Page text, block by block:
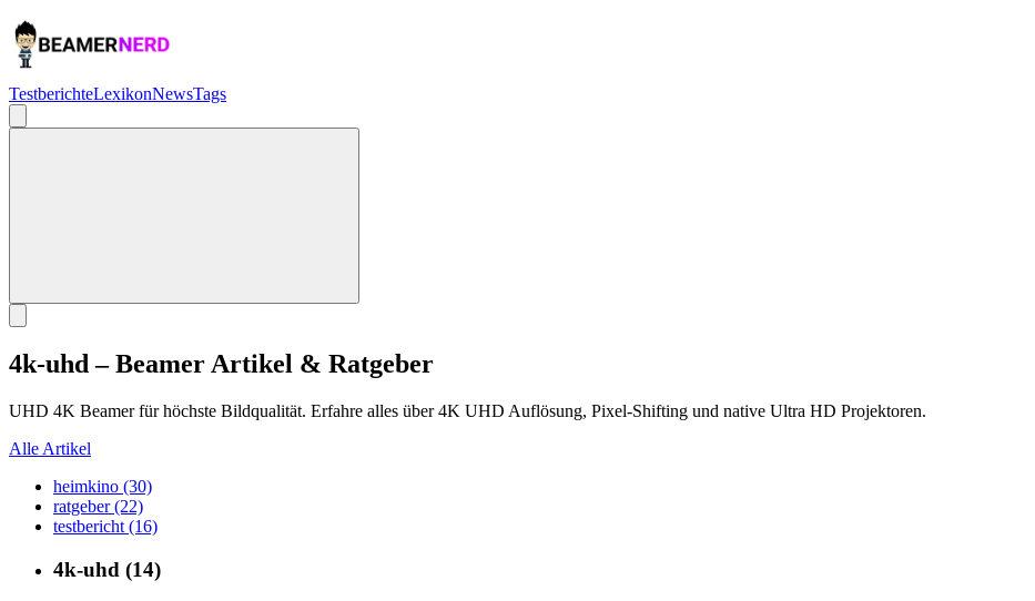
TestberichteLexikonNewsTags
4k-uhd – Beamer Artikel & Ratgeber
UHD 4K Beamer für höchste Bildqualität. Erfahre alles über 4K UHD Auflösung, Pixel-Shifting und native Ultra HD Projektoren.
Alle Artikel
heimkino (30)
ratgeber (22)
testbericht (16)
4k-uhd (14)